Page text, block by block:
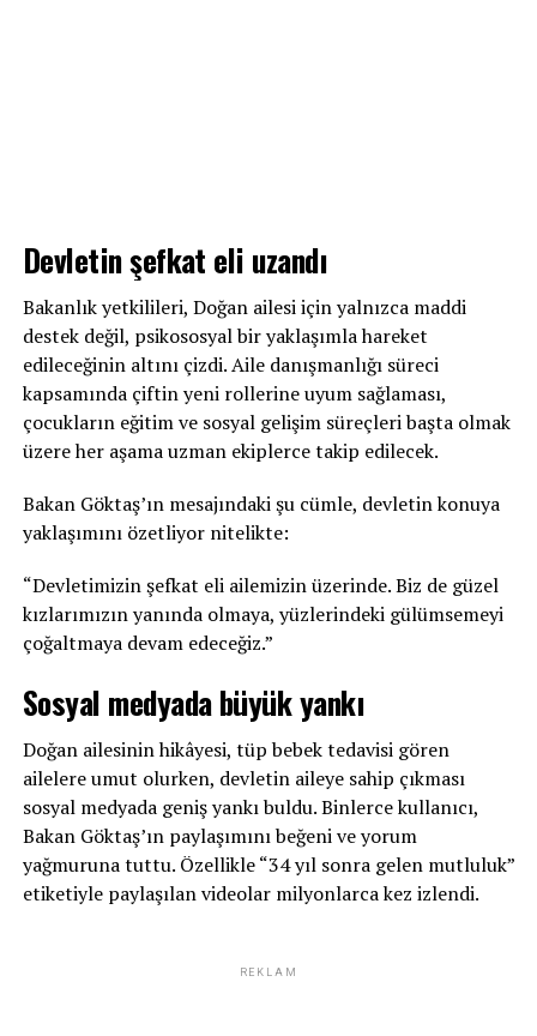
Devletin şefkat eli uzandı
Bakanlık yetkilileri, Doğan ailesi için yalnızca maddi
destek değil, psikososyal bir yaklaşımla hareket
edileceğinin altını çizdi. Aile danışmanlığı süreci
kapsamında çiftin yeni rollerine uyum sağlaması,
çocukların eğitim ve sosyal gelişim süreçleri başta olmak
üzere her aşama uzman ekiplerce takip edilecek.
Bakan Göktaş’ın mesajındaki şu cümle, devletin konuya
yaklaşımını özetliyor nitelikte:
“Devletimizin şefkat eli ailemizin üzerinde. Biz de güzel
kızlarımızın yanında olmaya, yüzlerindeki gülümsemeyi
çoğaltmaya devam edeceğiz.”
Sosyal medyada büyük yankı
Doğan ailesinin hikâyesi, tüp bebek tedavisi gören
ailelere umut olurken, devletin aileye sahip çıkması
sosyal medyada geniş yankı buldu. Binlerce kullanıcı,
Bakan Göktaş’ın paylaşımını beğeni ve yorum
yağmuruna tuttu. Özellikle “34 yıl sonra gelen mutluluk”
etiketiyle paylaşılan videolar milyonlarca kez izlendi.
REKLAM